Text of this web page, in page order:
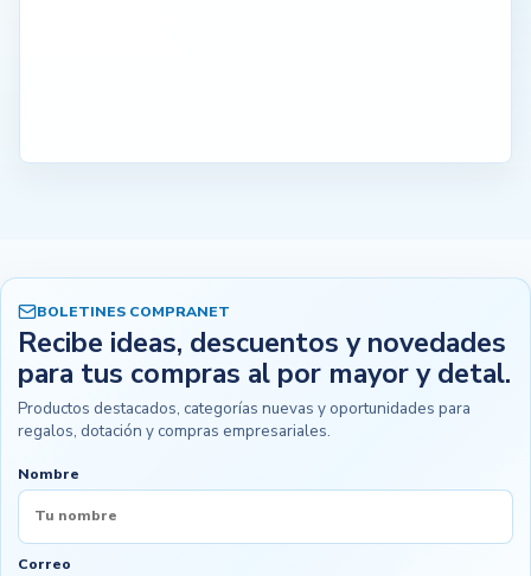
BOLETINES COMPRANET
Recibe ideas, descuentos y novedades
para tus compras al por mayor y detal.
Productos destacados, categorías nuevas y oportunidades para
regalos, dotación y compras empresariales.
Nombre
Correo